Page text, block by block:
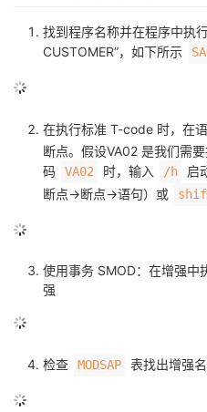
注
验
收
议
找到程序名称并在程序中执
CUSTOMER”，如下所示
在执行标准 T-code 时，在
断点。假设VA02 是我们需
码
VA02 时，输入 /h
启
断点->断点->语句）或
使用事务 SMOD：在增强中
强
检查 MODSAP 表找出增强